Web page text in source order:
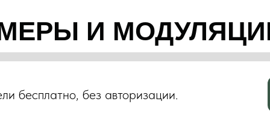
И
бесплатно, без авторизации.